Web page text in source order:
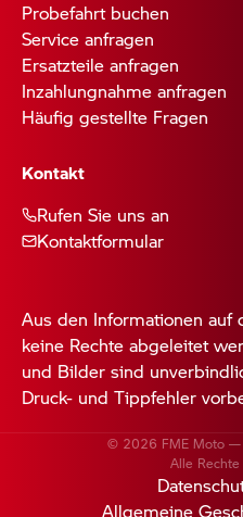
Probefahrt buchen
Service anfragen
Ersatzteile anfragen
Inzahlungnahme anfragen
Häufig gestellte Fragen
Kontakt
Rufen Sie uns an
Kontaktformular
Aus den Informationen auf
keine Rechte abgeleitet
und Bilder sind
Druck- und Tippfehler
© 2026 FME Moto —
Alle Rechte
Allgemeine